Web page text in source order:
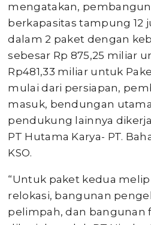
mengatakan,
berkapasitas tampung 12
dalam 2 paket dengan
sebesar Rp 875,25 miliar
Rp481,33 miliar untuk
mulai dari persiapan,
masuk, bendungan
pendukung lainnya
PT Hutama Karya- PT.
KSO.
“Untuk paket kedua
relokasi, bangunan
pelimpah, dan bangunan